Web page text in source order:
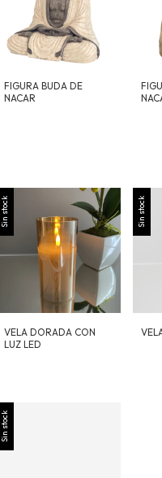
FIGURA BUDA DE
NACAR
Sin stock
VELA DORADA CON
LUZ LED
Sin stock
Sin stock